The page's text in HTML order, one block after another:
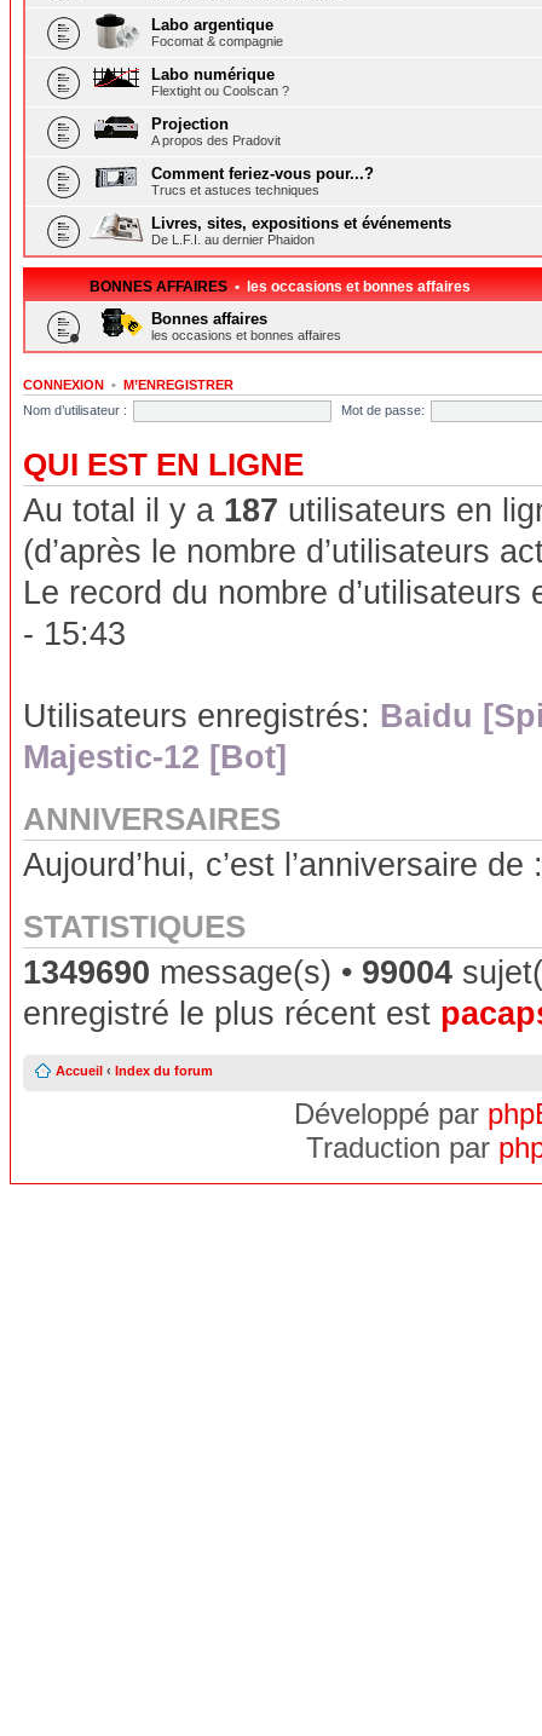
Labo argentique
Focomat & compagnie
Labo numérique
Flextight ou Coolscan ?
Projection
A propos des Pradovit
Comment feriez-vous pour...?
Trucs et astuces techniques
Livres, sites, expositions et événements
De L.F.I. au dernier Phaidon
BONNES AFFAIRES • les occasions et bonnes affaires
Bonnes affaires
les occasions et bonnes affaires
CONNEXION • M’ENREGISTRER
Nom d’utilisateur :
Mot de passe:
QUI EST EN LIGNE
Au total il y a 187 utilisateurs en
(d’après le nombre d’utilisateurs
Le record du nombre
- 15:43
Utilisateurs enregistrés: Baidu
Majestic-12 [Bot]
ANNIVERSAIRES
Aujourd’hui, c’est l’anniversaire de
STATISTIQUES
1349690 message(s) • 99004
enregistré le plus récent est
Accueil ‹ Index du forum
Développé par
Traduction par